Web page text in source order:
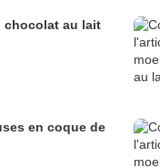
chocolat au lait
en coque de